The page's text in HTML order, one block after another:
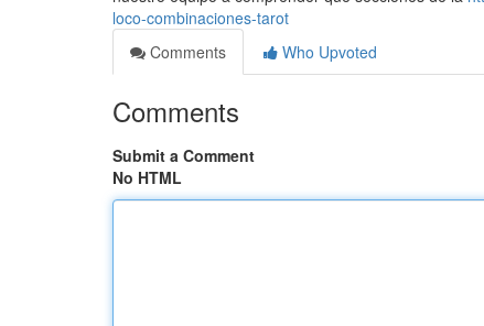
loco-combinaciones-tarot
Comments
Who Upvoted
Comments
Submit a Comment
No HTML